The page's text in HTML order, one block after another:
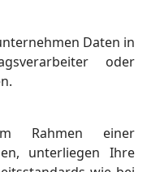
Daten in
oder
Rahmen einer
unterliegen Ihre